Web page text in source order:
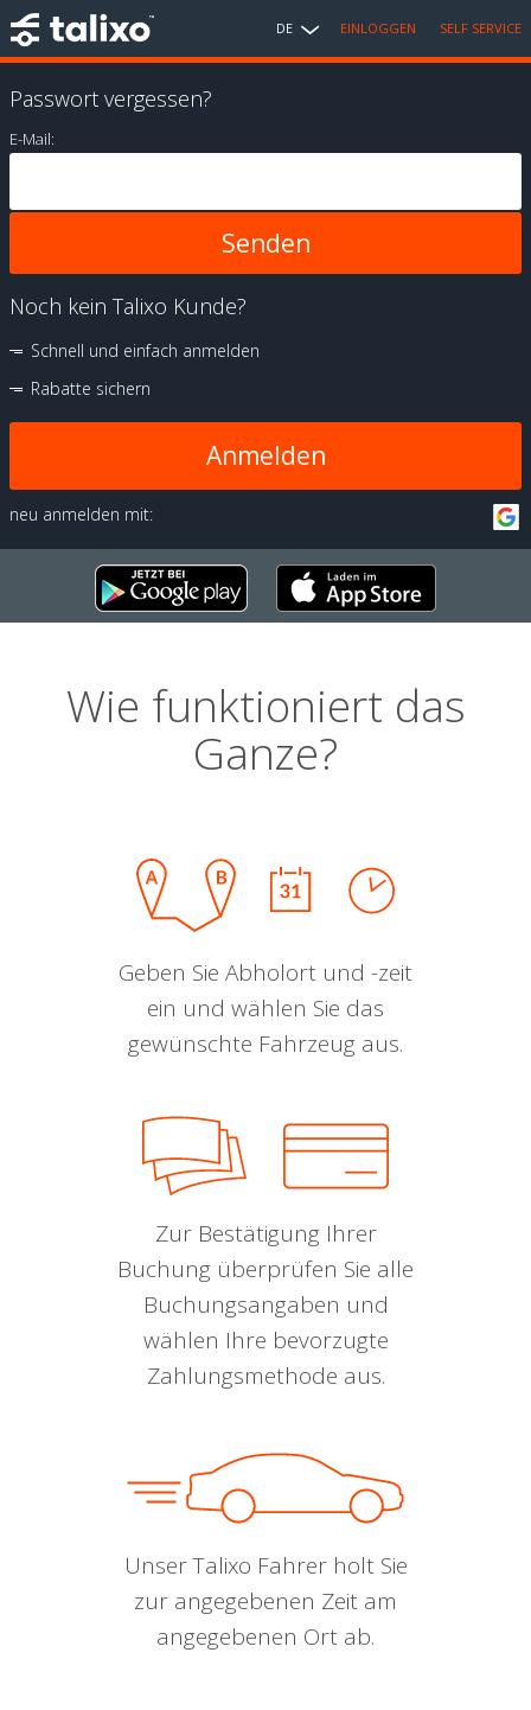
DE EINLOGGEN SELF SERVICE
Passwort vergessen?
E-Mail:
Noch kein Talixo Kunde?
Schnell und einfach anmelden
Rabatte sichern
Anmelden
neu anmelden mit:
Wie funktioniert das
Ganze?
Geben Sie Abholort und -zeit
ein und wählen Sie das
gewünschte Fahrzeug aus.
Zur Bestätigung Ihrer
Buchung überprüfen Sie alle
Buchungsangaben und
wählen Ihre bevorzugte
Zahlungsmethode aus.
Unser Talixo Fahrer holt Sie
zur angegebenen Zeit am
angegebenen Ort ab.